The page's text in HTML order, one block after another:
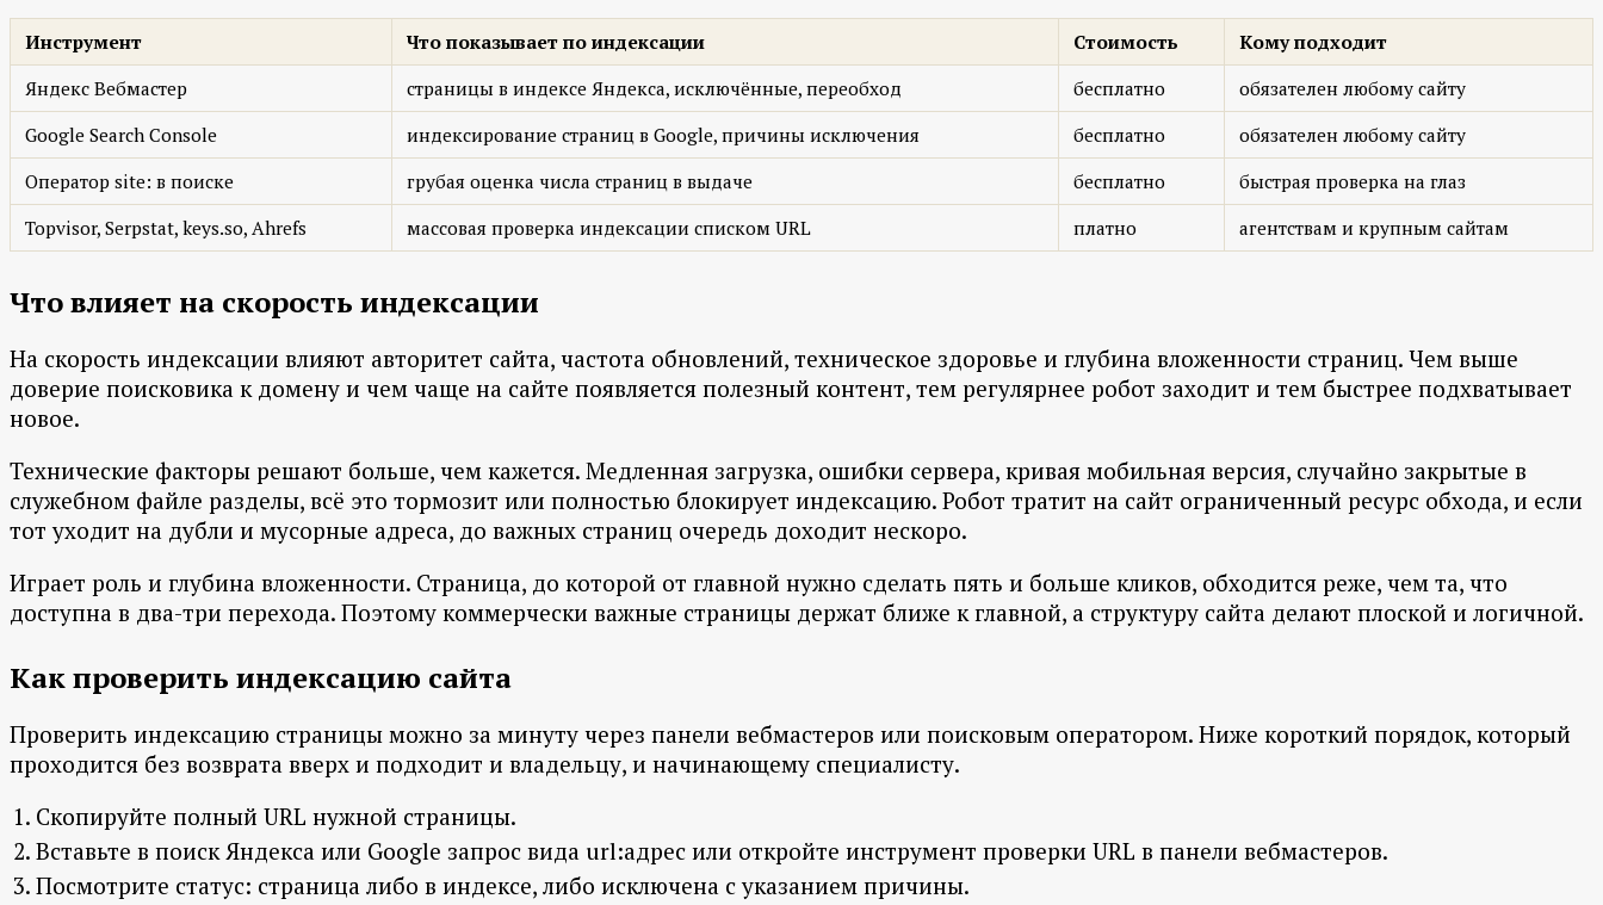
Инструмент Что показывает по индексации Стоимость
Кому подходит
Яндекс Вебмастер
страницы в индексе Яндекса, исключённые, переобход бесплатно
обязателен любому сайту
Google Search Console
индексирование страниц в Google, причины исключения бесплатно
обязателен любому сайту
Оператор site: в поиске
грубая оценка числа страниц в выдаче бесплатно
быстрая проверка на глаз
Topvisor, Serpstat, keys.so, Ahrefs
массовая проверка индексации списком URL платно агентствам и крупным сайтам
Что влияет на скорость индексации
На скорость индексации влияют авторитет сайта, частота обновлений, техническое здоровье и глубина вложенности страниц. Чем выше
доверие поисковика к домену и чем чаще на сайте появляется полезный контент, тем регулярнее робот заходит и тем быстрее подхватывает
новое.
Технические факторы решают больше, чем кажется. Медленная загрузка, ошибки сервера, кривая мобильная версия, случайно закрытые в
служебном файле разделы, всё это тормозит или полностью блокирует индексацию. Робот тратит на сайт ограниченный ресурс обхода, и если
тот уходит на дубли и мусорные адреса, до важных страниц очередь доходит нескоро.
Играет роль и глубина вложенности. Страница, до которой от главной нужно сделать пять и больше кликов, обходится реже, чем та, что
доступна в два-три перехода. Поэтому коммерчески важные страницы держат ближе к главной, а структуру сайта делают плоской и логичной.
Как проверить индексацию сайта
Проверить индексацию страницы можно за минуту через панели вебмастеров или поисковым оператором. Ниже короткий порядок, который
проходится без возврата вверх и подходит и владельцу, и начинающему специалисту.
Скопируйте полный URL нужной страницы.
Вставьте в поиск Яндекса или Google запрос вида url:адрес или откройте инструмент проверки URL в панели вебмастеров.
Посмотрите статус: страница либо в индексе, либо исключена с указанием причины.